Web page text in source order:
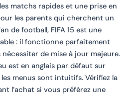
matchs rapides et une prise en
les parents qui cherchent un
de football, FIFA 15 est une
: il fonctionne parfaitement
nécessiter de mise à jour majeure.
est en anglais par défaut sur
menus sont intuitifs. Vérifiez la
l’achat si vous préférez une